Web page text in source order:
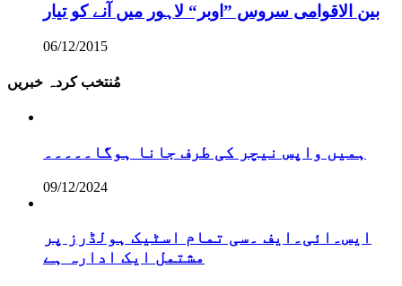
بین الاقوامی سروس ”اوبر“ لاہور میں آنے کو تیار
06/12/2015
مُنتخب کردہ خبریں
ہمیں واپس نیچر کی طرف جانا ہوگا۔۔۔۔۔
09/12/2024
ایس۔ائی۔ایف ۔سی تمام اسٹیک ہولڈرز پر
مشتمل ایک ادارہ ہے